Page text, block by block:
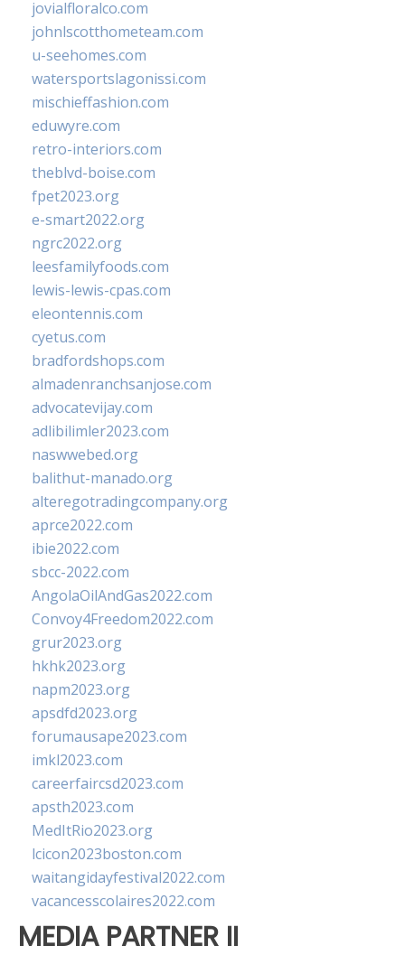
jovialfloralco.com
johnlscotthometeam.com
u-seehomes.com
watersportslagonissi.com
mischieffashion.com
eduwyre.com
retro-interiors.com
theblvd-boise.com
fpet2023.org
e-smart2022.org
ngrc2022.org
leesfamilyfoods.com
lewis-lewis-cpas.com
eleontennis.com
cyetus.com
bradfordshops.com
almadenranchsanjose.com
advocatevijay.com
adlibilimler2023.com
naswwebed.org
balithut-manado.org
alteregotradingcompany.org
aprce2022.com
ibie2022.com
sbcc-2022.com
AngolaOilAndGas2022.com
Convoy4Freedom2022.com
grur2023.org
hkhk2023.org
napm2023.org
apsdfd2023.org
forumausape2023.com
imkl2023.com
careerfaircsd2023.com
apsth2023.com
MedItRio2023.org
lcicon2023boston.com
waitangidayfestival2022.com
vacancesscolaires2022.com
MEDIA PARTNER II